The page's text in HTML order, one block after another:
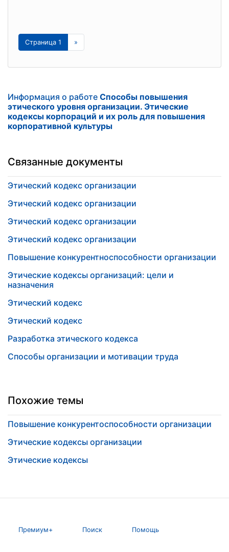
Страница 1 »
Информация о работе Способы повышения
этического уровня организации. Этические
кодексы корпораций и их роль для повышения
корпоративной культуры
Связанные документы
Этический кодекс организации
Этический кодекс организации
Этический кодекс организации
Этический кодекс организации
Повышение конкурентноспособности организации
Этические кодексы организаций: цели и
назначения
Этический кодекс
Этический кодекс
Разработка этического кодекса
Способы организации и мотивации труда
Похожие темы
Повышение конкурентоспособности организации
Этические кодексы организации
Этические кодексы
Премиум+ Поиск Помощь